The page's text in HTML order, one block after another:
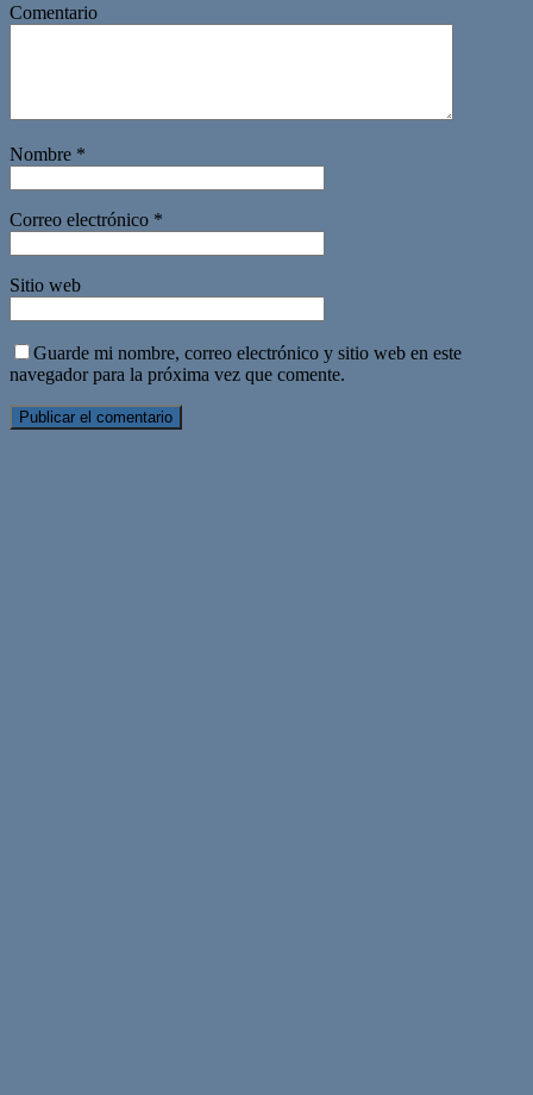
Comentario
Nombre *
Correo electrónico *
Sitio web
Guarde mi nombre, correo electrónico y sitio web en este
navegador para la próxima vez que comente.